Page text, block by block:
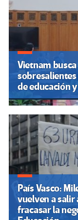
Vietnam
de educación
País Vasco:
vuelven a salir
fracasar la